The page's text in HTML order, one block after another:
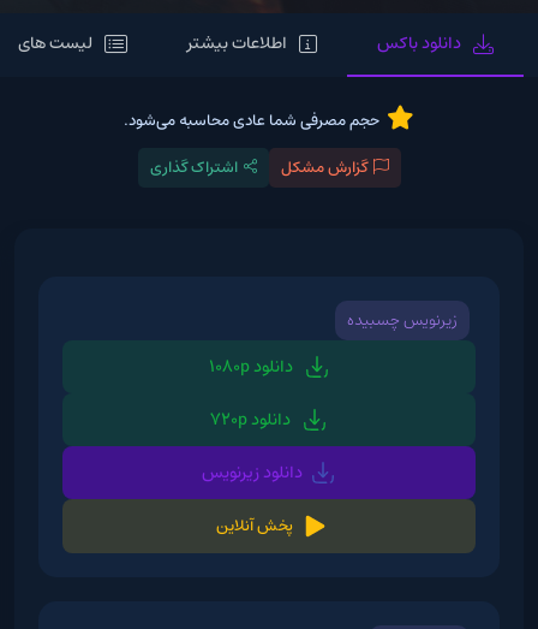
دانلود باکس اطلاعات بیشتر لیست های
حجم مصرفی شما عادی محاسبه می‌شود.
گزارش مشکل
اشتراک گذاری
زیرنویس چسبیده
دانلود 1080p
دانلود 720p
دانلود زیرنویس
پخش آنلاین